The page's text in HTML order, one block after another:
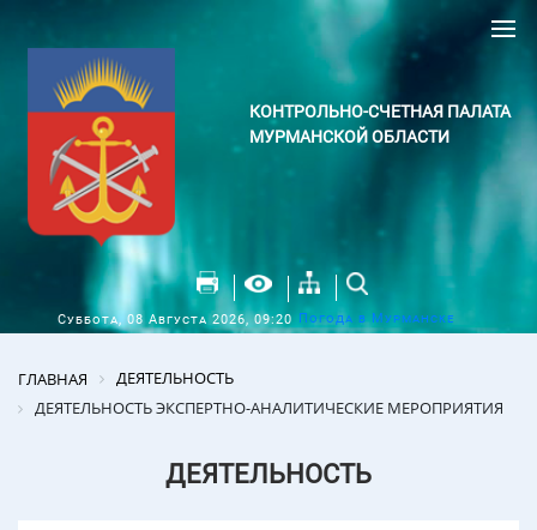
КОНТРОЛЬНО-СЧЕТНАЯ ПАЛАТА
МУРМАНСКОЙ ОБЛАСТИ
Суббота, 08 Августа 2026, 09:20 Погода в Мурманске
ГЛАВНАЯ
ДЕЯТЕЛЬНОСТЬ
ДЕЯТЕЛЬНОСТЬ ЭКСПЕРТНО-АНАЛИТИЧЕСКИЕ МЕРОПРИЯТИЯ
ДЕЯТЕЛЬНОСТЬ